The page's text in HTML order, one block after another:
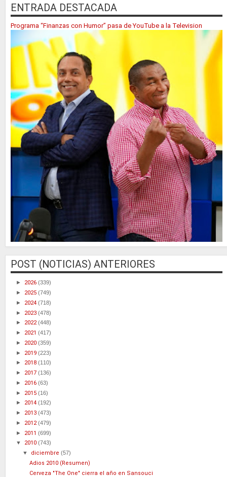
ENTRADA DESTACADA
Programa “Finanzas con Humor” pasa de YouTube a la Television
POST (NOTICIAS) ANTERIORES
► 2026 (339)
► 2025 (749)
► 2024 (718)
► 2023 (478)
► 2022(448)
► 2021 (417)
► 2020 (359)
► 2019 (223)
► 2018 (110)
► 2017 (136)
► 2016 (63)
► 2015 (16)
► 2014 (192)
► 2013 (473)
► 2012(479)
► 2011 (699)
▼ 2010 (743)
▼ diciembre(57)
Adios 2010 (Resumen)
Cerveza "The One" cierra el año en Sansouci